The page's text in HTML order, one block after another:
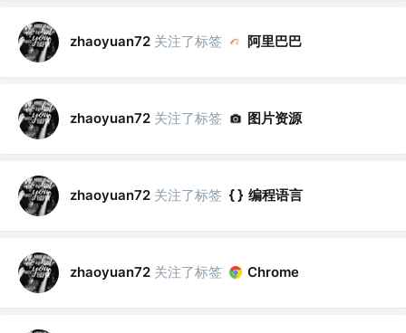
zhaoyuan72 关注了标签 阿里巴巴
zhaoyuan72 关注了标签 图片资源
zhaoyuan72 关注了标签 编程语言
zhaoyuan72 关注了标签 Chrome